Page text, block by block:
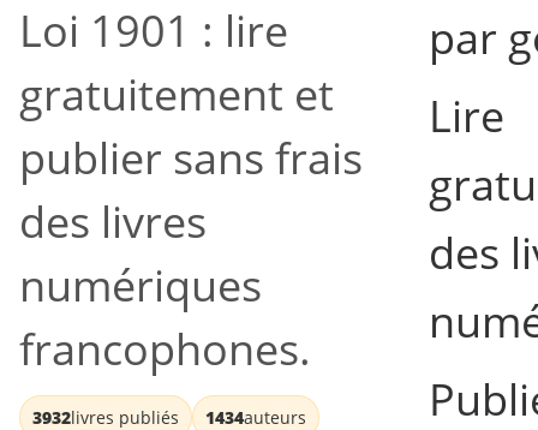
Loi 1901 : lire
gratuitement et
publier sans frais
des livres
numériques
francophones.
3932livres publiés 1434auteurs
par
Lire
des